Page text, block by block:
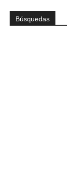
Búsquedas